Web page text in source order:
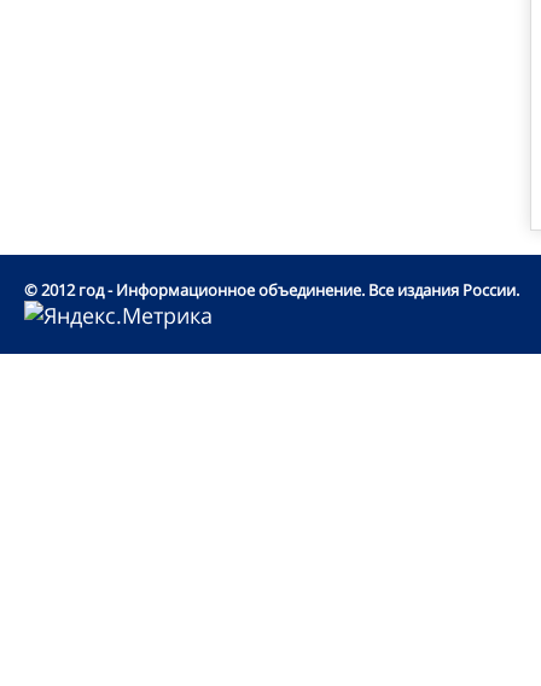
© 2012 год - Информационное объединение. Все издания России.